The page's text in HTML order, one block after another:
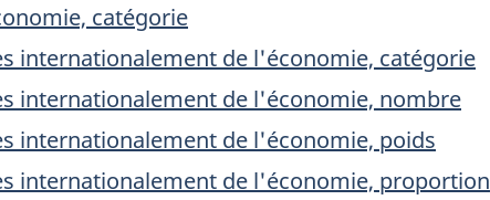
catégorie
internationalement de l'économie, catégorie
internationalement de l'économie, nombre
internationalement de l'économie, poids
internationalement de l'économie, proportion